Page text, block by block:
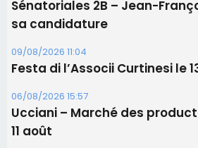
Sénatoriales 2B – Jean-
sa candidature
09/08/2026 11:04
Festa di l’Associi Curtinesi le
06/08/2026 15:57
Ucciani – Marché des
11 août